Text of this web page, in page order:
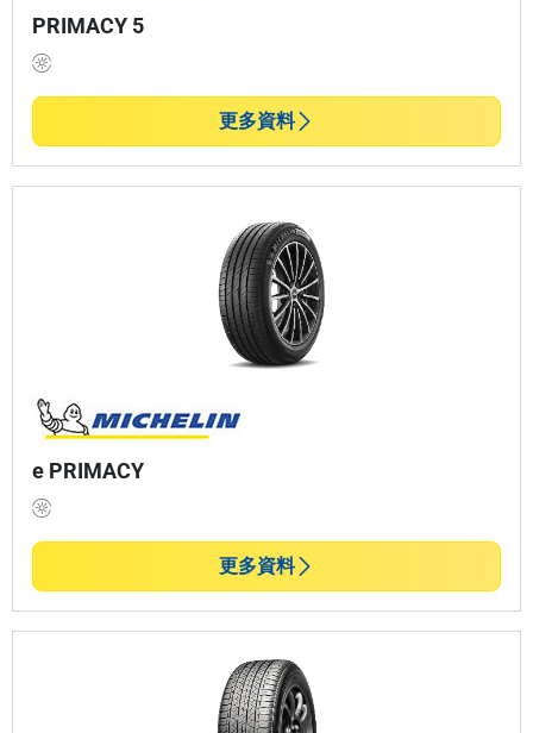
PRIMACY 5
更多資料
e PRIMACY
更多資料